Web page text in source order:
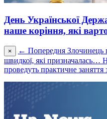
День Української
наше коріння, які
× ← Попередня Злочинець
швидкої, які призначалась…
проведуть практичне